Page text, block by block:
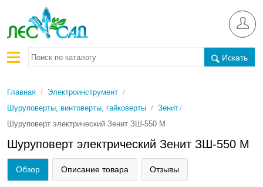
Искать
Главная / Электроинструмент /
Шуруповерты, винтоверты, гайковерты / Зенит/
Шуруповерт электрический Зенит ЗШ-550 М
Шуруповерт электрический Зенит ЗШ-550 М
Обзор Описание товара Отзывы